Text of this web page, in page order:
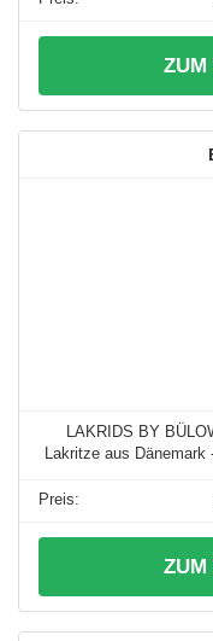
ZUM
LAKRIDS BY
Lakritze aus
ZUM